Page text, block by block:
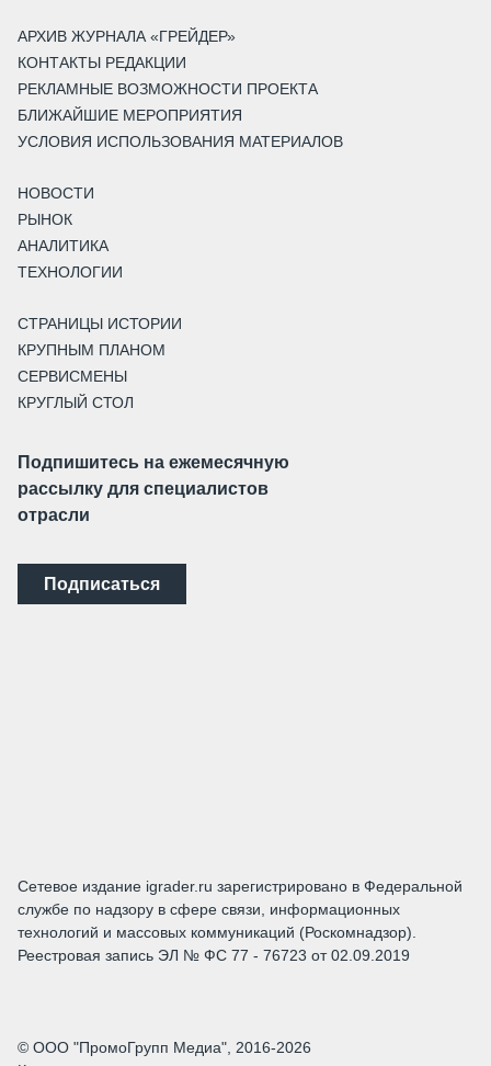
АРХИВ ЖУРНАЛА «ГРЕЙДЕР»
КОНТАКТЫ РЕДАКЦИИ
РЕКЛАМНЫЕ ВОЗМОЖНОСТИ ПРОЕКТА
БЛИЖАЙШИЕ МЕРОПРИЯТИЯ
УСЛОВИЯ ИСПОЛЬЗОВАНИЯ МАТЕРИАЛОВ
НОВОСТИ
РЫНОК
АНАЛИТИКА
ТЕХНОЛОГИИ
СТРАНИЦЫ ИСТОРИИ
КРУПНЫМ ПЛАНОМ
СЕРВИСМЕНЫ
КРУГЛЫЙ СТОЛ
Подпишитесь на ежемесячную
рассылку для специалистов
отрасли
Подписаться
Сетевое издание igrader.ru зарегистрировано в Федеральной
службе по надзору в сфере связи, информационных
технологий и массовых коммуникаций (Роскомнадзор).
Реестровая запись ЭЛ № ФС 77 - 76723 от 02.09.2019
© ООО "ПромоГрупп Медиа", 2016-2026